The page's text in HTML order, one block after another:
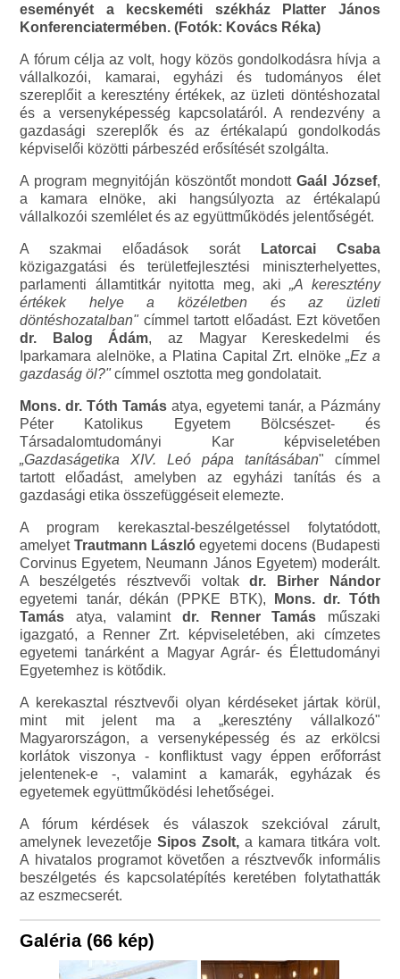
eseményét a kecskeméti székház Platter János
Konferenciatermében. (Fotók: Kovács Réka)
A fórum célja az volt, hogy közös gondolkodásra hívja a
vállalkozói, kamarai, egyházi és tudományos élet
szereplőit a keresztény értékek, az üzleti döntéshozatal
és a versenyképesség kapcsolatáról. A rendezvény a
gazdasági szereplők és az értékalapú gondolkodás
képviselői közötti párbeszéd erősítését szolgálta.
A program megnyitóján köszöntőt mondott Gaál József,
a kamara elnöke, aki hangsúlyozta az értékalapú
vállalkozói szemlélet és az együttműködés jelentőségét.
A szakmai előadások sorát
Latorcai Csaba
közigazgatási és területfejlesztési miniszterhelyettes,
parlamenti államtitkár nyitotta meg, aki„A keresztény
értékek helye a közéletben és az üzleti
döntéshozatalban"címmel tartott előadást. Ezt követően
dr. Balog Ádám, az Magyar Kereskedelmi és
Iparkamara alelnöke, a Platina Capital Zrt. elnöke„Ez a
gazdaság öl?"címmel osztotta meg gondolatait.
Mons. dr. Tóth Tamás atya, egyetemi tanár, a Pázmány
Péter Katolikus Egyetem Bölcsészet- és
Társadalomtudományi Kar képviseletében
„Gazdaságetika XIV. Leó pápa tanításában" címmel
tartott előadást, amelyben az egyházi tanítás és a
gazdasági etika összefüggéseit elemezte.
A program kerekasztal-beszélgetéssel folytatódott,
amelyet Trautmann Lászlóegyetemi docens (Budapesti
Corvinus Egyetem, Neumann János Egyetem) moderált.
A beszélgetés résztvevői voltakdr. Birher Nándor
egyetemi tanár, dékán (PPKE BTK),
Mons. dr. Tóth
Tamás atya, valamint dr. Renner Tamás műszaki
igazgató, a Renner Zrt. képviseletében, aki címzetes
egyetemi tanárként a Magyar Agrár- és Élettudományi
Egyetemhez is kötődik.
A kerekasztal résztvevői olyan kérdéseket jártak körül,
mint mit jelent ma a „keresztény vállalkozó"
Magyarországon, a versenyképesség és az erkölcsi
korlátok viszonya - konfliktust vagy éppen erőforrást
jelentenek-e -, valamint a kamarák, egyházak és
egyetemek együttműködési lehetőségei.
A fórum kérdések és válaszok szekcióval zárult,
amelynek levezetőjeSipos Zsolt, a kamara titkára volt.
A hivatalos programot követően a résztvevők informális
beszélgetés és kapcsolatépítés keretében folytathatták
az eszmecserét.
Galéria (66 kép)